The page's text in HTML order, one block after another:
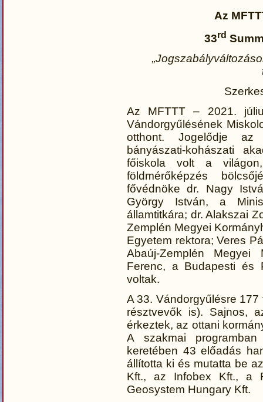
Az
33rd
Az MFTTT – 2021.
Vándorgyűlésének
otthont. Jogelődje az
bányászati-kohászati
főiskola volt a
földmérőképzés
fővédnöke dr. Nagy
György István, a
államtitkára; dr. Alakszai
Zemplén Megyei
Egyetem rektora; Veres
Abaúj-Zemplén
Ferenc, a Budapesti és
voltak.
A 33. Vándorgyűlésre
résztvevők is). Sajnos,
érkeztek, az ottani
A szakmai
keretében 43 előadás
állította ki és mutatta be
Kft., az Infobex Kft., a
Geosystem Hungary Kft.